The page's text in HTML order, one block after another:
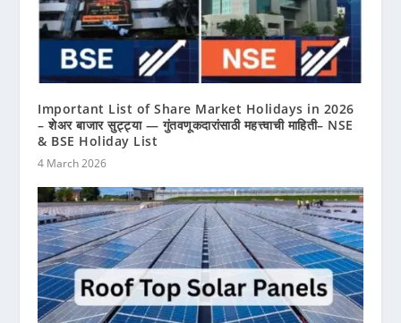
Important List of Share Market Holidays in 2026
– शेअर बाजार सुट्ट्या — गुंतवणूकदारांसाठी महत्त्वाची माहिती– NSE
& BSE Holiday List
4 March 2026